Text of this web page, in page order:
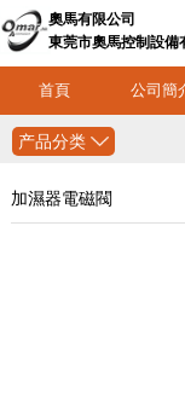
奧馬有限公司
東莞市奧馬控制設備
首頁 公司簡
产品分类
加濕器電磁閥